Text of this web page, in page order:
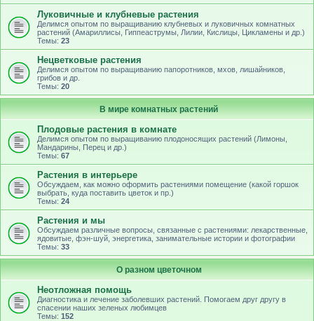
Луковичные и клубневые растения
Делимся опытом по выращиванию клубневых и луковичных комнатных
растений (Амариллисы, Гиппеаструмы, Лилии, Кислицы, Цикламены и др.)
Темы: 23
Нецветковые растения
Делимся опытом по выращиванию папоротников, мхов, лишайников,
грибов и др.
Темы: 20
В мире комнатных растений
Плодовые растения в комнате
Делимся опытом по выращиванию плодоносящих растений (Лимоны,
Мандарины, Перец и др.)
Темы: 67
Растения в интерьере
Обсуждаем, как можно оформить растениями помещение (какой горшок
выбрать, куда поставить цветок и пр.)
Темы: 24
Растения и мы
Обсуждаем различные вопросы, связанные с растениями: лекарственные,
ядовитые, фэн-шуй, энергетика, занимательные истории и фотографии
Темы: 33
О разном цветочном
Неотложная помощь
Диагностика и лечение заболевших растений. Помогаем друг другу в
спасении наших зеленых любимцев
Темы: 152